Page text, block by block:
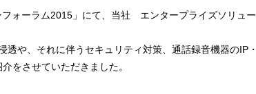
ォーラム2015」にて、当社 エンタープライズソリュー
や、それに伴うセキュリティ対策、通話録音機器のIP・
をさせていただきました。